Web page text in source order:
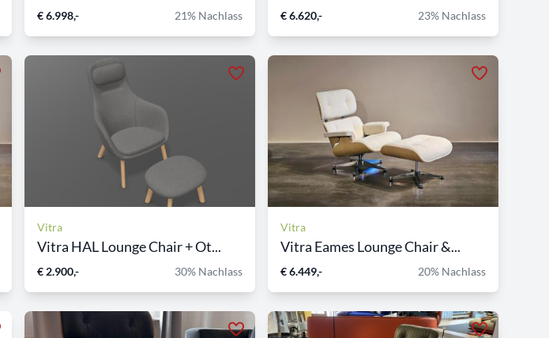
€ 6.998,- 21% Nachlass € 6.620,- 23% Nachlass
Vitra
Vitra HAL Lounge Chair + Ot...
€ 2.900,- 30% Nachlass
Vitra
Vitra Eames Lounge Chair &...
€ 6.449,- 20% Nachlass